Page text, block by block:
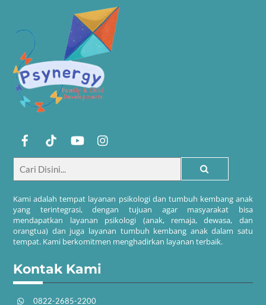
Kami adalah tempat layanan psikologi dan tumbuh kembang anak
yang terintegrasi, dengan tujuan agar masyarakat bisa
mendapatkan layanan psikologi (anak, remaja, dewasa, dan
orangtua) dan juga layanan tumbuh kembang anak dalam satu
tempat. Kami berkomitmen menghadirkan layanan terbaik.
Kontak Kami
0822-2685-2200